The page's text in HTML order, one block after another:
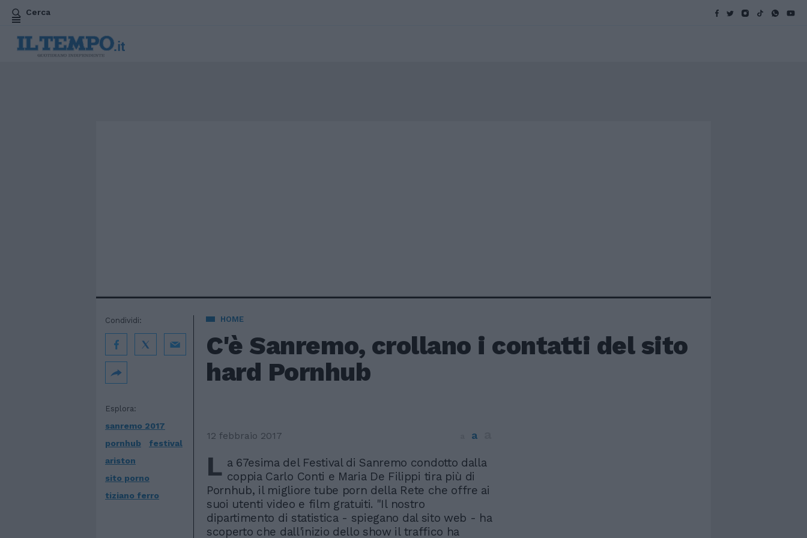
Cerca
HOME
C'è Sanremo, crollano i contatti del sito
hard Pornhub
Esplora:
sanremo 2017
pornhub
festival
ariston
sito porno
tiziano ferro
Condividi:
12 febbraio 2017 a
L a 67esima del Festival di Sanremo condotto dalla
coppia Carlo Conti e Maria De Filippi tira più di
Pornhub, il migliore tube porn della Rete che offre ai
suoi utenti video e film gratuiti. "Il nostro
dipartimento di statistica - spiegano dal sito web - ha
scoperto che dall'inizio dello show il traffico ha